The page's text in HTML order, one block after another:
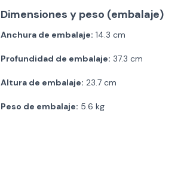
Dimensiones y peso (embalaje)
Anchura de embalaje: 14.3 cm
Profundidad de embalaje: 37.3 cm
Altura de embalaje: 23.7 cm
Peso de embalaje: 5.6 kg